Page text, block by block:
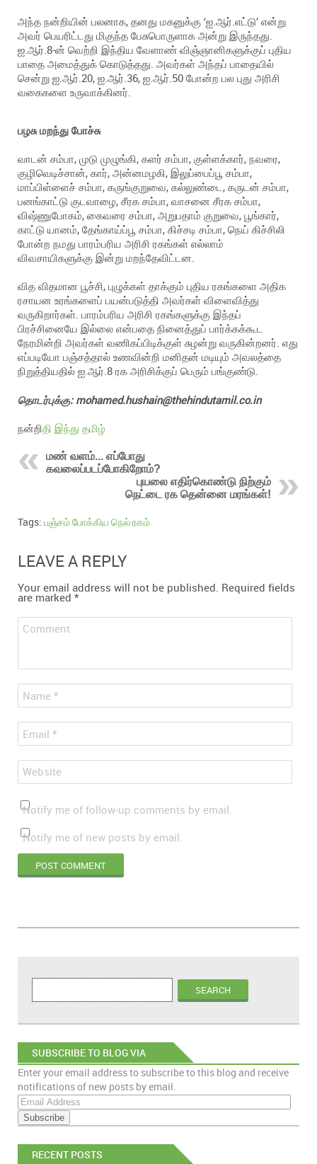
அந்த நன்றியின் பலனாக, தனது மகனுக்கு ‘ஐ.ஆர்.எட்டு’ என்று
அவர் பெயரிட்டது மிகுந்த பேசுபொருளாக அன்று இருந்தது.
ஐ.ஆர்.8-ன் வெற்றி இந்திய வேளாண் விஞ்ஞானிகளுக்குப் புதிய
பாதை அமைத்துக் கொடுத்தது. அவர்கள் அந்தப் பாதையில்
சென்று ஐ.ஆர்.20, ஐ.ஆர்.36, ஐ.ஆர்.50 போன்ற பல புது அரிசி
வகைகளை உருவாக்கினர்.
பழசு மறந்து போச்சு
வாடன் சம்பா, முடு முழுங்கி, களர் சம்பா, குள்ளக்கார், நவரை,
குழிவெடிச்சான், கார், அன்னமழகி, இலுப்பைப்பூ சம்பா,
மாப்பிள்ளைச் சம்பா, கருங்குறுவை, கல்லுண்டை, கருடன் சம்பா,
பனங்காட்டு குடவாழை, சீரக சம்பா, வாசனை சீரக சம்பா,
விஷ்ணுபோகம், கைவரை சம்பா, அறுபதாம் குறுவை, பூங்கார்,
காட்டு யானம், தேங்காய்ப்பூ சம்பா, கிச்சடி சம்பா, நெய் கிச்சிலி
போன்ற நமது பாரம்பரிய அரிசி ரகங்கள் எல்லாம்
விவசாயிகளுக்கு இன்று மறந்தேவிட்டன.
வித விதமான பூச்சி, புழுக்கள் தாக்கும் புதிய ரகங்களை அதிக
ரசாயன உரங்களைப் பயன்படுத்தி அவர்கள் விளைவித்து
வருகிறார்கள். பாரம்பரிய அரிசி ரகங்களுக்கு இந்தப்
பிரச்சினையே இல்லை என்பதை நினைத்துப் பார்க்கக்கூட
நேரமின்றி அவர்கள் வணிகப்பிடிக்குள் சுழன்று வருகின்றனர். எது
எப்படியோ பஞ்சத்தால் உணவின்றி மனிதன் மடியும் அவலத்தை
நிறுத்தியதில் ஐ.ஆர்.8 ரக அரிசிக்குப் பெரும் பங்குண்டு.
தொடர்புக்கு: mohamed.hushain@thehindutamil.co.in
நன்றிதி இந்து தமிழ்
மண் வளம்... எப்போது
கவலைப்படப்போகிறோம்?
புயலை எதிர்கொண்டு நிற்கும்
நெட்டை ரக தென்னை மரங்கள்!
Tags: பஞ்சம் போக்கிய நெல் ரகம்
LEAVE A REPLY
Your email address will not be published. Required fields
are marked *
Comment
Name *
Email *
Website
Notify me of follow-up comments by email.
Notify me of new posts by email.
SUBSCRIBE TO BLOG VIA
EMAIL
Enter your email address to subscribe to this blog and receive
notifications of new posts by email.
E
m
a
i
RECENT POSTS